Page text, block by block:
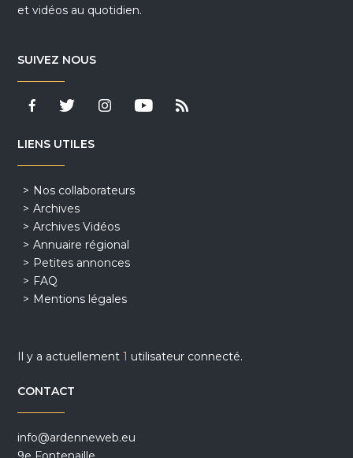
et vidéos au quotidien.
SUIVEZ NOUS
LIENS UTILES
Nos collaborateurs
Archives
Archives Vidéos
Annuaire régional
Petites annonces
FAQ
Mentions légales
Il y a actuellement1 utilisateur connecté.
CONTACT
info@ardenneweb.eu